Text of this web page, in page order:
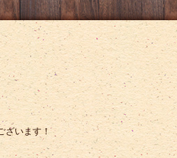
ざいます！